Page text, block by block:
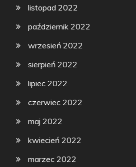
listopad 2022
październik 2022
wrzesień 2022
sierpień 2022
lipiec 2022
czerwiec 2022
maj 2022
kwiecień 2022
marzec 2022